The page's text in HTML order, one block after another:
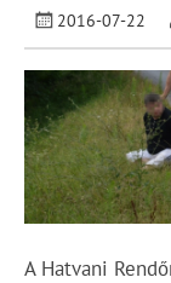
2016-07-22
A Hatvani